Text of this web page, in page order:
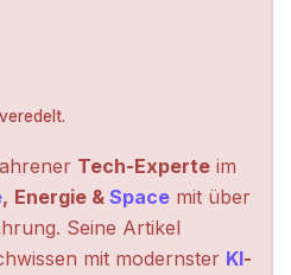
Tech-Experte im
, Energie & Space mit über
Seine Artikel
mit modernster KI-